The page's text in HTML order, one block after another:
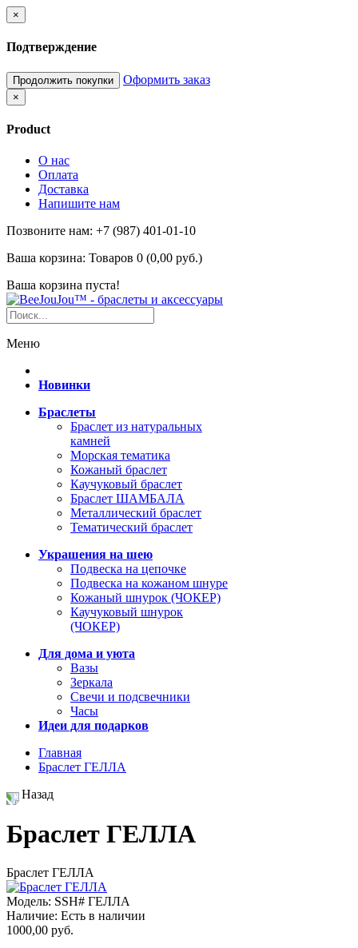
×
Подтверждение
Продолжить покупки Оформить заказ
×
Product
О нас
Оплата
Доставка
Напишите нам
Позвоните нам: +7 (987) 401-01-10
Ваша корзина: Товаров 0 (0,00 руб.)
Ваша корзина пуста!
Меню
Новинки
Браслеты
Браслет из натуральных
камней
Морская тематика
Кожаный браслет
Каучуковый браслет
Браслет ШАМБАЛА
Металлический браслет
Тематический браслет
Украшения на шею
Подвеска на цепочке
Подвеска на кожаном шнуре
Кожаный шнурок (ЧОКЕР)
Каучуковый шнурок
(ЧОКЕР)
Для дома и уюта
Вазы
Зеркала
Свечи и подсвечники
Часы
Идеи для подарков
Главная
Браслет ГЕЛЛА
Назад
Браслет ГЕЛЛА
Браслет ГЕЛЛА
Модель: SSH# ГЕЛЛА
Наличие: Есть в наличии
1000,00 руб.